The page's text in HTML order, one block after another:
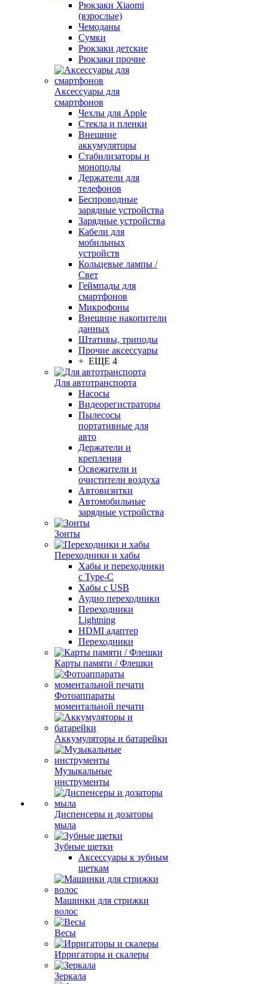
Рюкзаки Xiaomi
(взрослые)
Чемоданы
Сумки
Рюкзаки детские
Рюкзаки прочие
Аксессуары для
смартфонов
Чехлы для Apple
Стекла и пленки
Внешние
аккумуляторы
Стабилизаторы и
моноподы
Держатели для
телефонов
Беспроводные
зарядные устройства
Зарядные устройства
Кабели для
мобильных
устройств
Кольцевые лампы /
Свет
Геймпады для
смартфонов
Микрофоны
Внешние накопители
данных
Штативы, триподы
Прочие аксессуары
+ ЕЩЕ 4
Для автотранспорта
Насосы
Видеорегистраторы
Пылесосы
портативные для
авто
Держатели и
крепления
Освежители и
очистители воздуха
Автовизитки
Автомобильные
зарядные устройства
Зонты
Переходники и хабы
Хабы и переходники
с Type-C
Хабы с USB
Аудио переходники
Переходники
Lightning
HDMI адаптер
Переходники
Карты памяти / Флешки
Фотоаппараты
моментальной печати
Аккумуляторы и батарейки
Музыкальные
инструменты
Диспенсеры и дозаторы
мыла
Зубные щетки
Аксессуары к зубным
щеткам
Машинки для стрижки
волос
Весы
Ирригаторы и скалеры
Зеркала